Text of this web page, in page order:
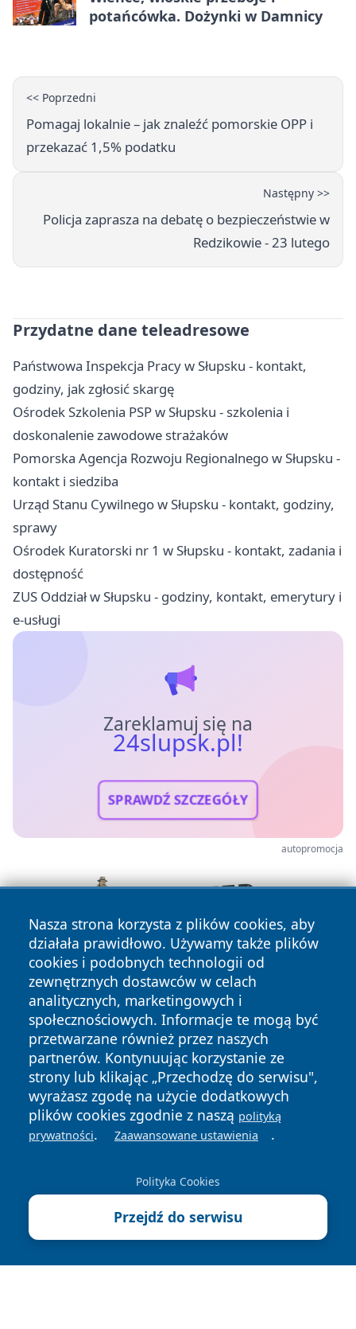
potańcówka. Dożynki w Damnicy
<< Poprzedni
Pomagaj lokalnie – jak znaleźć pomorskie OPP i
przekazać 1,5% podatku
Następny >>
Policja zaprasza na debatę o bezpieczeństwie w
Redzikowie - 23 lutego
Przydatne dane teleadresowe
Państwowa Inspekcja Pracy w Słupsku - kontakt,
godziny, jak zgłosić skargę
Ośrodek Szkolenia PSP w Słupsku - szkolenia i
doskonalenie zawodowe strażaków
Pomorska Agencja Rozwoju Regionalnego w Słupsku -
kontakt i siedziba
Urząd Stanu Cywilnego w Słupsku - kontakt, godziny,
sprawy
Ośrodek Kuratorski nr 1 w Słupsku - kontakt, zadania i
dostępność
ZUS Oddział w Słupsku - godziny, kontakt, emerytury i
e-usługi
Zareklamuj się na
24slupsk.pl!
SPRAWDŹ SZCZEGÓŁY
autopromocja
Nasza strona korzysta z plików cookies, aby
działała prawidłowo. Używamy także plików
cookies i podobnych technologii od
zewnętrznych dostawców w celach
analitycznych, marketingowych i
społecznościowych. Informacje te mogą być
przetwarzane również przez naszych
partnerów. Kontynuując korzystanie ze
strony lub klikając „Przechodzę do serwisu",
wyrażasz zgodę na użycie dodatkowych
plików cookies zgodnie z naszą polityką
prywatności. Zaawansowane ustawienia .
Polityka Cookies
Przejdź do serwisu
Copyright © 2026 24slupsk.pl Wszystkie prawa zastrzeżone.
News Autorzy
Polityka
Prywatności
Polityka
Cookies